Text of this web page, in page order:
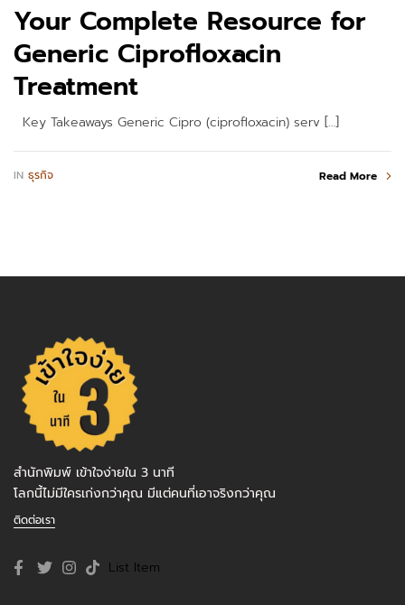
Your Complete Resource for
Generic Ciprofloxacin
Treatment
Key Takeaways Generic Cipro (ciprofloxacin) serv […]
IN ธุรกิจ Read More
สำนักพิมพ์ เข้าใจง่ายใน 3 นาที
โลกนี้ไม่มีใครเก่งกว่าคุณ มีแต่คนที่เอาจริงกว่าคุณ
ติดต่อเรา
List Item